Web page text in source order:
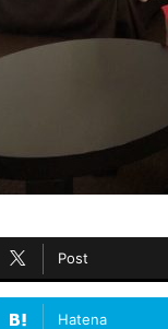
Post
Hatena